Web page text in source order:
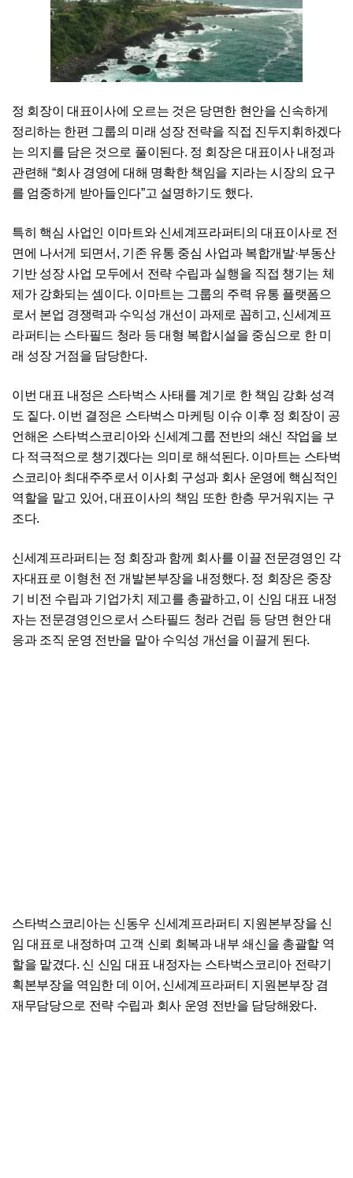
정 회장이 대표이사에 오르는 것은 당면한 현안을 신속하게
정리하는 한편 그룹의 미래 성장 전략을 직접 진두지휘하겠다
는 의지를 담은 것으로 풀이된다. 정 회장은 대표이사 내정과
관련해 “회사 경영에 대해 명확한 책임을 지라는 시장의 요구
를 엄중하게 받아들인다”고 설명하기도 했다.
특히 핵심 사업인 이마트와 신세계프라퍼티의 대표이사로 전
면에 나서게 되면서, 기존 유통 중심 사업과 복합개발·부동산
기반 성장 사업 모두에서 전략 수립과 실행을 직접 챙기는 체
제가 강화되는 셈이다. 이마트는 그룹의 주력 유통 플랫폼으
로서 본업 경쟁력과 수익성 개선이 과제로 꼽히고, 신세계프
라퍼티는 스타필드 청라 등 대형 복합시설을 중심으로 한 미
래 성장 거점을 담당한다.
이번 대표 내정은 스타벅스 사태를 계기로 한 책임 강화 성격
도 짙다. 이번 결정은 스타벅스 마케팅 이슈 이후 정 회장이 공
언해온 스타벅스코리아와 신세계그룹 전반의 쇄신 작업을 보
다 적극적으로 챙기겠다는 의미로 해석된다. 이마트는 스타벅
스코리아 최대주주로서 이사회 구성과 회사 운영에 핵심적인
역할을 맡고 있어, 대표이사의 책임 또한 한층 무거워지는 구
조다.
신세계프라퍼티는 정 회장과 함께 회사를 이끌 전문경영인 각
자대표로 이형천 전 개발본부장을 내정했다. 정 회장은 중장
기 비전 수립과 기업가치 제고를 총괄하고, 이 신임 대표 내정
자는 전문경영인으로서 스타필드 청라 건립 등 당면 현안 대
응과 조직 운영 전반을 맡아 수익성 개선을 이끌게 된다.
스타벅스코리아는 신동우 신세계프라퍼티 지원본부장을 신
임 대표로 내정하며 고객 신뢰 회복과 내부 쇄신을 총괄할 역
할을 맡겼다. 신 신임 대표 내정자는 스타벅스코리아 전략기
획본부장을 역임한 데 이어, 신세계프라퍼티 지원본부장 겸
재무담당으로 전략 수립과 회사 운영 전반을 담당해왔다.